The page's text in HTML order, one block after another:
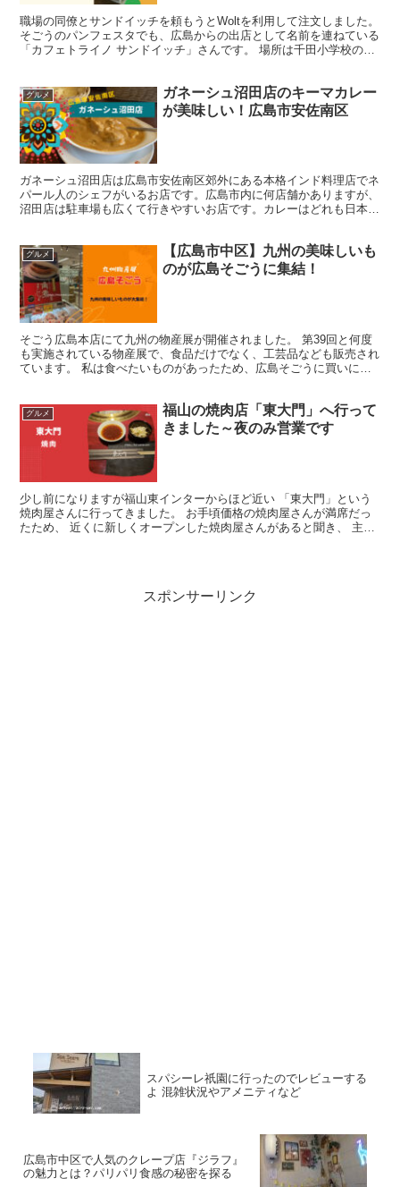
職場の同僚とサンドイッチを頼もうとWoltを利用して注文しました。
そごうのパンフェスタでも、広島からの出店として名前を連ねている
「カフェトライノ サンドイッチ」さんです。 場所は千田小学校の近
グルメ
ガネーシュ沼田店のキーマカレー
が美味しい！広島市安佐南区
ガネーシュ沼田店は広島市安佐南区郊外にある本格インド料理店でネ
パール人のシェフがいるお店です。広島市内に何店舗かありますが、
沼田店は駐車場も広くて行きやすいお店です。カレーはどれも日本人
も満点です。ミモラセットはあれこれ少しづつ食べたい女性にもおす
すめのセットですよ。
グルメ
【広島市中区】九州の美味しいも
のが広島そごうに集結！
そごう広島本店にて九州の物産展が開催されました。 第39回と何度
も実施されている物産展で、食品だけでなく、工芸品なども販売され
ています。 私は食べたいものがあったため、広島そごうに買いに行
グルメ
福山の焼肉店「東大門」へ行って
きました～夜のみ営業です
少し前になりますが福山東インターからほど近い 「東大門」という
焼肉屋さんに行ってきました。 お手頃価格の焼肉屋さんが満席だっ
たため、 近くに新しくオープンした焼肉屋さんがあると聞き、 主人
スポンサーリンク
スパシーレ祇園に行ったのでレビューする
よ 混雑状況やアメニティなど
広島市中区で人気のクレープ店『ジラフ』
の魅力とは？パリパリ食感の秘密を探る